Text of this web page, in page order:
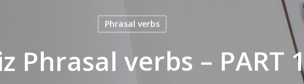
Phrasal verbs
Phrasal verbs – PART 1